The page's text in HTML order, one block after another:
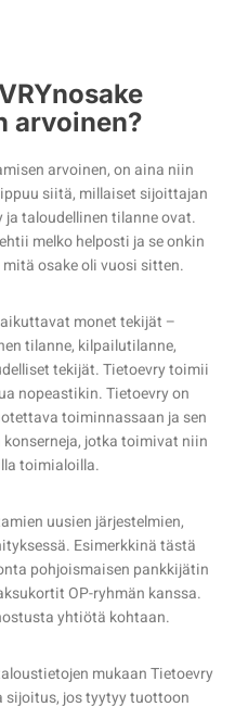
arvoinen?
arvoinen, on aina niin
siitä, millaiset sijoittajan
taloudellinen tilanne ovat.
melko helposti ja se onkin
osake oli vuosi sitten.
monet tekijät –
tilanne, kilpailutilanne,
tekijät. Tietoevry toimii
nopeastikin. Tietoevry on
toiminnassaan ja sen
jotka toimivat niin
toimialoilla.
uusien järjestelmien,
Esimerkkinä tästä
pohjoismaisen pankkijätin
OP-ryhmän kanssa.
yhtiötä kohtaan.
mukaan Tietoevry
sijoitus, jos tyytyy tuottoon